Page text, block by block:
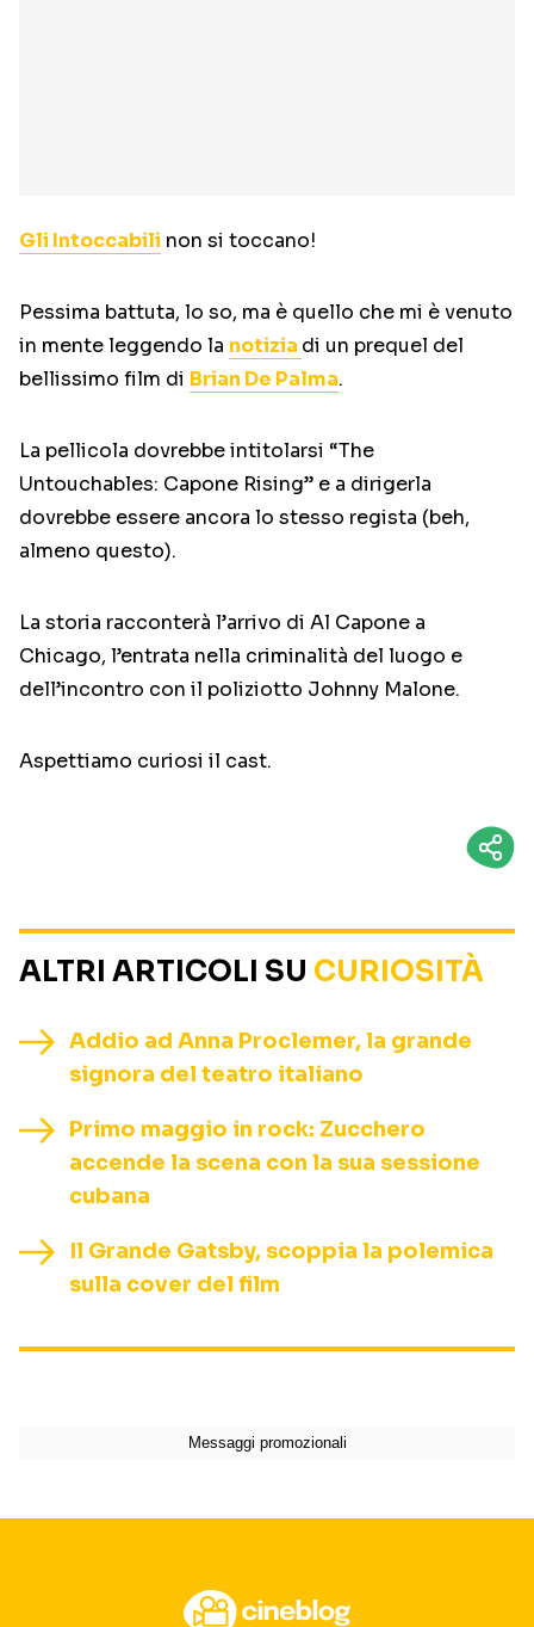
Gli Intoccabili non si toccano!
Pessima battuta, lo so, ma è quello che mi è venuto
in mente leggendo la notizia di un prequel del
bellissimo film di Brian De Palma.
La pellicola dovrebbe intitolarsi “The
Untouchables: Capone Rising” e a dirigerla
dovrebbe essere ancora lo stesso regista (beh,
almeno questo).
La storia racconterà l’arrivo di Al Capone a
Chicago, l’entrata nella criminalità del luogo e
dell’incontro con il poliziotto Johnny Malone.
Aspettiamo curiosi il cast.
ALTRI ARTICOLI SU CURIOSITÀ
Addio ad Anna Proclemer, la grande
signora del teatro italiano
Primo maggio in rock: Zucchero
accende la scena con la sua sessione
cubana
Il Grande Gatsby, scoppia la polemica
sulla cover del film